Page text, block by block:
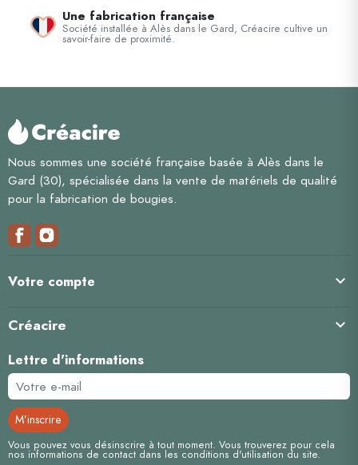
Une fabrication française
Société installée à Alès dans le Gard, Créacire cultive un
savoir-faire de proximité.
Nous sommes une société française basée à Alès dans le
Gard (30), spécialisée dans la vente de matériels de qualité
pour la fabrication de bougies.
Votre compte 
Créacire 
Lettre d'informations
Vous pouvez vous désinscrire à tout moment. Vous trouverez pour cela
nos informations de contact dans les conditions d'utilisation du site.